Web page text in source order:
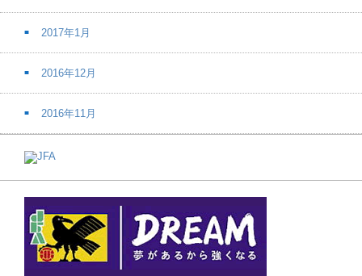
2017年1月
2016年12月
2016年11月